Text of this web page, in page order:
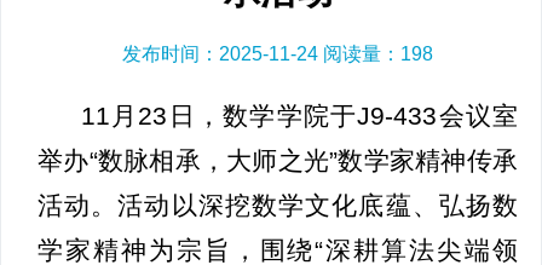
发布时间：2025-11-24 阅读量： 198
11月23日，数学学院于J9-433会议室
举办“数脉相承，大师之光”数学家精神传承
活动。活动以深挖数学文化底蕴、弘扬数
学家精神为宗旨，围绕“深耕算法尖端领